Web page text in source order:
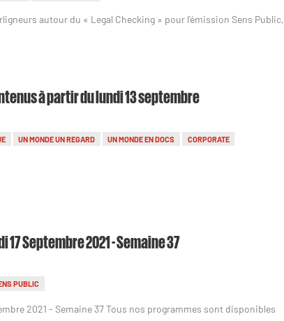
autour du « Legal Checking » pour l’émission Sens Public,
à partir du lundi 13 septembre
UN MONDE UN REGARD UN MONDE EN DOCS CORPORATE
17 Septembre 2021 - Semaine 37
PUBLIC
2021 - Semaine 37 Tous nos programmes sont disponibles